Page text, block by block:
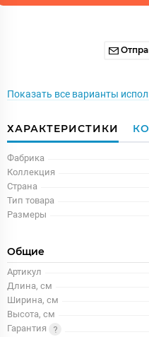
Показать все варианты
ХАРАКТЕРИСТИКИ
Фабрика
Коллекция
Страна
Тип товара
Размеры
Общие
Артикул
Длина, см
Ширина, см
Высота, см
Гарантия